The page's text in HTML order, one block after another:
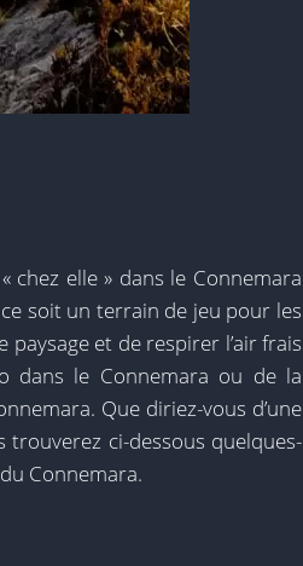
chez elle » dans le Connemara
soit un terrain de jeu pour les
et de respirer l’air frais
dans le Connemara ou de la
Que diriez-vous d’une
ci-dessous quelques-
Connemara.